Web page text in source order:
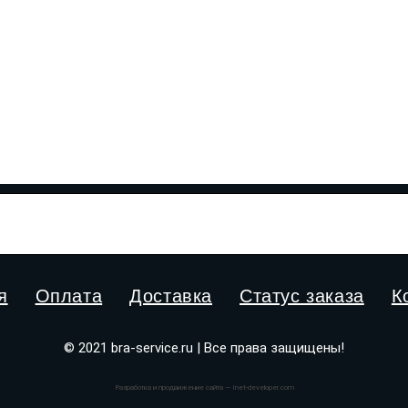
Оплата Доставка Статус заказа
© 2021 bra-service.ru | Все права защищены!
Разработка и продвижение сайта — Inet-developer.com